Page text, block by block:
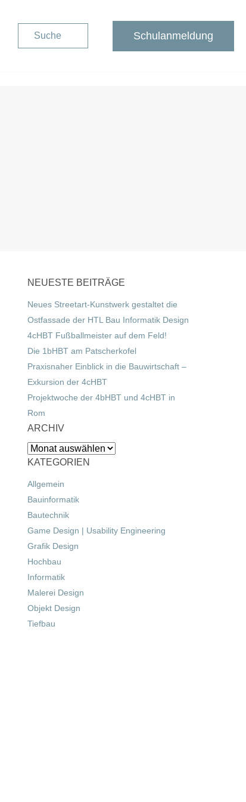
Suche Schulanmeldung
NEUESTE BEITRÄGE
Neues Streetart-Kunstwerk gestaltet die
Ostfassade der HTL Bau Informatik Design
4cHBT Fußballmeister auf dem Feld!
Die 1bHBT am Patscherkofel
Praxisnaher Einblick in die Bauwirtschaft –
Exkursion der 4cHBT
Projektwoche der 4bHBT und 4cHBT in
Rom
ARCHIV
Archiv
KATEGORIEN
Allgemein
Bauinformatik
Bautechnik
Game Design | Usability Engineering
Grafik Design
Hochbau
Informatik
Malerei Design
Objekt Design
Tiefbau